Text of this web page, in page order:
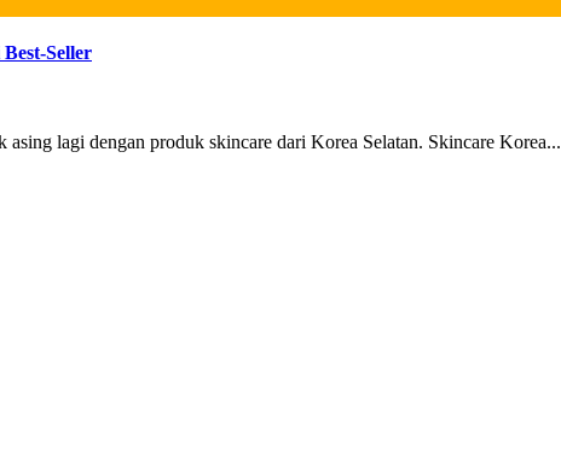
Seller
lagi dengan produk skincare dari Korea Selatan. Skincare Korea...